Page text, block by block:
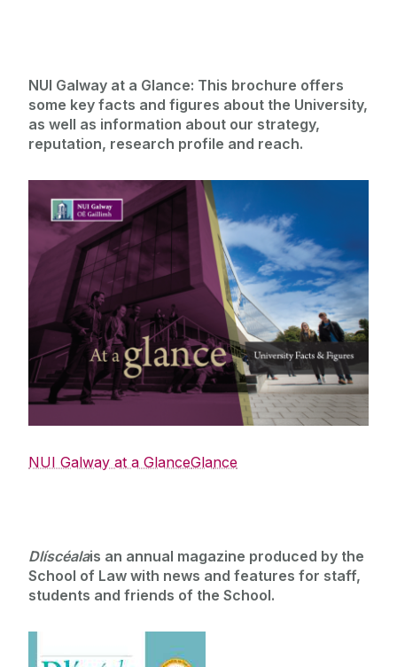
NUI Galway at a Glance: This brochure offers
some key facts and figures about the University,
as well as information about our strategy,
reputation, research profile and reach.
NUI Galway at a GlanceGlance
Dlíscéalais an annual magazine produced by the
School of Law with news and features for staff,
students and friends of the School.